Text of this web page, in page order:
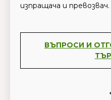
изпращача и превозвач.
ВЪПРОСИ И